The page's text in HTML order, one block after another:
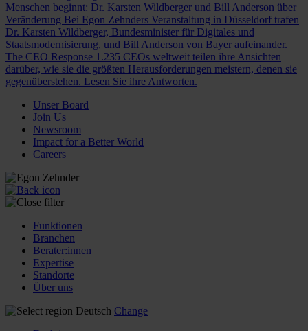
Menschen beginnt: Dr. Karsten Wildberger und Bill Anderson über
Veränderung Bei Egon Zehnders Veranstaltung in Düsseldorf trafen
Dr. Karsten Wildberger, Bundesminister für Digitales und
Staatsmodernisierung, und Bill Anderson von Bayer aufeinander.
The CEO Response 1.235 CEOs weltweit teilen ihre Ansichten
darüber, wie sie die größten Herausforderungen meistern, denen sie
gegenüberstehen. Lesen Sie ihre Antworten.
Unser Board
Join Us
Newsroom
Impact for a Better World
Careers
Funktionen
Branchen
Berater:innen
Expertise
Standorte
Über uns
Deutsch Change